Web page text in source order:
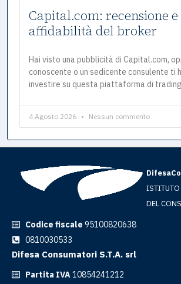
Capital.com: recensione
affidabilità del broker
Hai visto una pubblicità di Capital.com,
conoscente o un sedicente consulente ti
investire su questa piattaforma di
4 Agosto 2026 Nessun commento
ISTITUTO
DEL
Codice fiscale 95100820638
0810030533
Difesa Consumatori S.T.A. srl
Partita IVA10854241212